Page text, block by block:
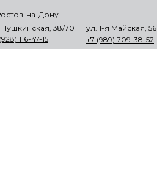
+7 (989) 709-38-52
ул. 1-я Майская, 56
Пушкинская, 38/70
116-47-15
на-Дону